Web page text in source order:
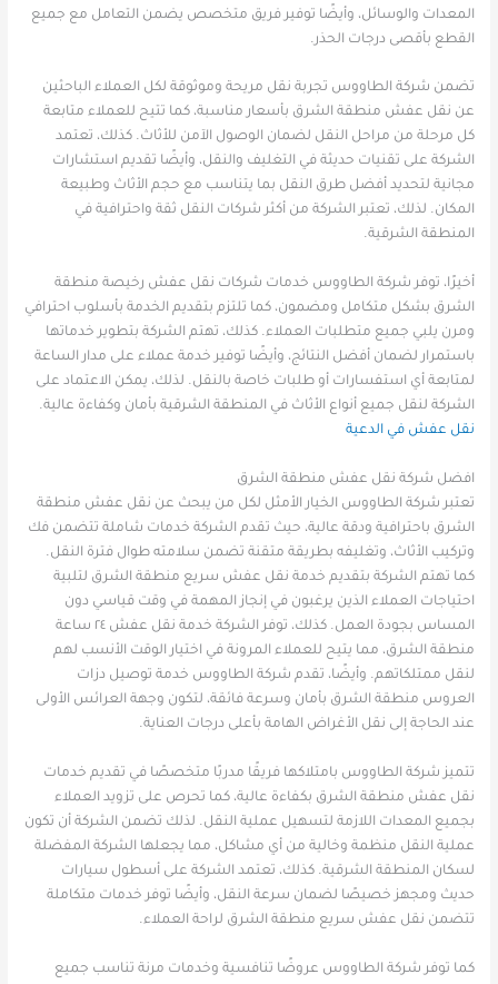
المعدات والوسائل، وأيضًا توفير فريق متخصص يضمن التعامل مع جميع
القطع بأقصى درجات الحذر.
تضمن شركة الطاووس تجربة نقل مريحة وموثوقة لكل العملاء الباحثين
عن نقل عفش منطقة الشرق بأسعار مناسبة، كما تتيح للعملاء متابعة
كل مرحلة من مراحل النقل لضمان الوصول الآمن للأثاث. كذلك، تعتمد
الشركة على تقنيات حديثة في التغليف والنقل، وأيضًا تقديم استشارات
مجانية لتحديد أفضل طرق النقل بما يتناسب مع حجم الأثاث وطبيعة
المكان. لذلك، تعتبر الشركة من أكثر شركات النقل ثقة واحترافية في
المنطقة الشرقية.
أخيرًا، توفر شركة الطاووس خدمات شركات نقل عفش رخيصة منطقة
الشرق بشكل متكامل ومضمون، كما تلتزم بتقديم الخدمة بأسلوب احترافي
ومرن يلبي جميع متطلبات العملاء. كذلك، تهتم الشركة بتطوير خدماتها
باستمرار لضمان أفضل النتائج، وأيضًا توفير خدمة عملاء على مدار الساعة
لمتابعة أي استفسارات أو طلبات خاصة بالنقل. لذلك، يمكن الاعتماد على
الشركة لنقل جميع أنواع الأثاث في المنطقة الشرقية بأمان وكفاءة عالية.
نقل عفش في الدعية
افضل شركة نقل عفش منطقة الشرق
تعتبر شركة الطاووس الخيار الأمثل لكل من يبحث عن نقل عفش منطقة
الشرق باحترافية ودقة عالية، حيث تقدم الشركة خدمات شاملة تتضمن فك
وتركيب الأثاث، وتغليفه بطريقة متقنة تضمن سلامته طوال فترة النقل.
كما تهتم الشركة بتقديم خدمة نقل عفش سريع منطقة الشرق لتلبية
احتياجات العملاء الذين يرغبون في إنجاز المهمة في وقت قياسي دون
المساس بجودة العمل. كذلك، توفر الشركة خدمة نقل عفش ٢٤ ساعة
منطقة الشرق، مما يتيح للعملاء المرونة في اختيار الوقت الأنسب لهم
لنقل ممتلكاتهم. وأيضًا، تقدم شركة الطاووس خدمة توصيل دزات
العروس منطقة الشرق بأمان وسرعة فائقة، لتكون وجهة العرائس الأولى
عند الحاجة إلى نقل الأغراض الهامة بأعلى درجات العناية.
تتميز شركة الطاووس بامتلاكها فريقًا مدربًا متخصصًا في تقديم خدمات
نقل عفش منطقة الشرق بكفاءة عالية، كما تحرص على تزويد العملاء
بجميع المعدات اللازمة لتسهيل عملية النقل. لذلك تضمن الشركة أن تكون
عملية النقل منظمة وخالية من أي مشاكل، مما يجعلها الشركة المفضلة
لسكان المنطقة الشرقية. كذلك، تعتمد الشركة على أسطول سيارات
حديث ومجهز خصيصًا لضمان سرعة النقل، وأيضًا توفر خدمات متكاملة
تتضمن نقل عفش سريع منطقة الشرق لراحة العملاء.
كما توفر شركة الطاووس عروضًا تنافسية وخدمات مرنة تناسب جميع